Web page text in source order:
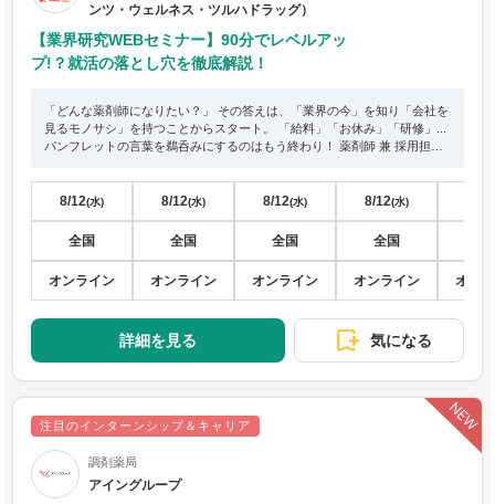
ンツ・ウェルネス・ツルハドラッグ）
【業界研究WEBセミナー】90分でレベルアッ
プ!？就活の落とし穴を徹底解説！
「どんな薬剤師になりたい？」 その答えは、「業界の今」を知り「会社を
見るモノサシ」を持つことからスタート。 「給料」「お休み」「研修」...
パンフレットの言葉を鵜呑みにするのはもう終わり！ 薬剤師 兼 採用担当
す！ ドラッグストアで働く薬剤師の日常から、将来のキャリアパスまで。
あなたがワクワクできる「未来の姿」を一緒に探しましょう。 毎週開催＆
を組みます！ 「ちょっと話を聞いてみたい」それだけで参加OK！ 皆さん
のご参加を楽しみにお待ちしております！
8/12(水)
全国
オンライン
8/12(水)
全国
オンライン
8/12(水)
全国
オンライン
8/12(水)
全国
オンライン オン
詳細を見る 気になる
注目のインターンシップ＆キャリア
調剤薬局
アイングループ